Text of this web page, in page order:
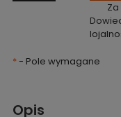
*- Pole wymagane
Opis